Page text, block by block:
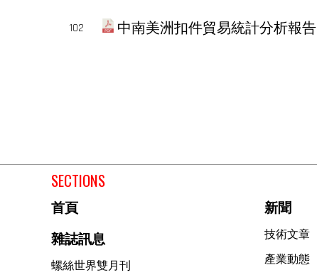
102 中南美洲扣件貿易統計分析報告
SECTIONS
首頁
雜誌訊息
螺絲世界雙月刊
新聞
技術文章
產業動態